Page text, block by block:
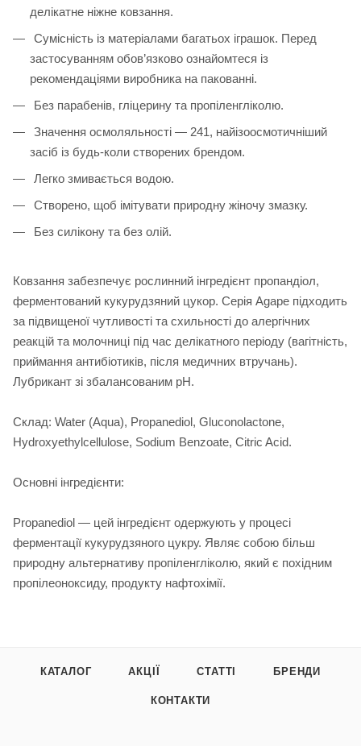
делікатне ніжне ковзання.
Сумісність із матеріалами багатьох іграшок. Перед
застосуванням обов’язково ознайомтеся із
рекомендаціями виробника на пакованні.
Без парабенів, гліцерину та пропіленгліколю.
Значення осмоляльності — 241, найізоосмотичніший
засіб із будь-коли створених брендом.
Легко змивається водою.
Створено, щоб імітувати природну жіночу змазку.
Без силікону та без олій.
Ковзання забезпечує рослинний інгредієнт пропандіол,
ферментований кукурудзяний цукор. Серія Agape підходить
за підвищеної чутливості та схильності до алергічних
реакцій та молочниці під час делікатного періоду (вагітність,
приймання антибіотиків, після медичних втручань).
Лубрикант зі збалансованим рН.
Склад: Water (Aqua), Propanediol, Gluconolactone,
Hydroxyethylcellulose, Sodium Benzoate, Citric Acid.
Основні інгредієнти:
Propanediol — цей інгредієнт одержують у процесі
ферментації кукурудзяного цукру. Являє собою більш
природну альтернативу пропіленгліколю, який є похідним
пропілеоноксиду, продукту нафтохімії.
КАТАЛОГ АКЦІЇ СТАТТІ БРЕНДИ
КОНТАКТИ